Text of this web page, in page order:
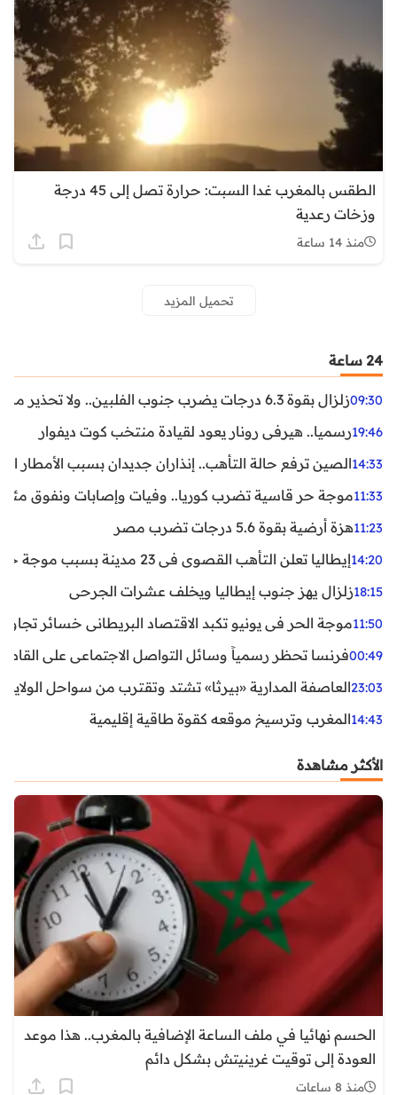
الطقس بالمغرب غدا السبت: حرارة تصل إلى 45 درجة
وزخات رعدية
منذ 14 ساعة
تحميل المزيد
24 ساعة
09:30زلزال بقوة 6.3 درجات يضرب جنوب الفلبين.. ولا تحذير من تسونامي حتى الآن
19:46رسميا.. هيرفي رونار يعود لقيادة منتخب كوت ديفوار
14:33الصين ترفع حالة التأهب.. إنذاران جديدان بسبب الأمطار
11:33موجة حر قاسية تضرب كوريا.. وفيات وإصابات ونفوق مئات
11:23هزة أرضية بقوة 5.6 درجات تضرب مصر
14:20إيطاليا تعلن التأهب القصوى في 23 مدينة بسبب موجة حر شديدة
18:15زلزال يهز جنوب إيطاليا ويخلف عشرات الجرحى
11:50موجة الحر في يونيو تكبد الاقتصاد البريطاني خسائر تجاوزت 1.5 مليار
00:49فرنسا تحظر رسمياً وسائل التواصل الاجتماعي على القاصرين
23:03العاصفة المدارية «بيرثا» تشتد وتقترب من سواحل
14:43المغرب وترسيخ موقعه كقوة طاقية إقليمية
الأكثر مشاهدة
الحسم نهائيا في ملف الساعة الإضافية بالمغرب.. هذا موعد
العودة إلى توقيت غرينيتش بشكل دائم
منذ 8 ساعات